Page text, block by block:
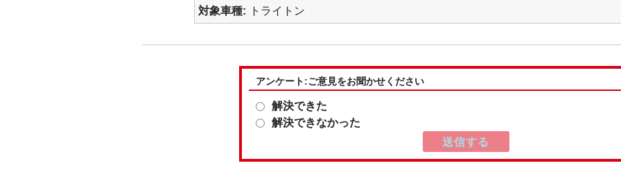
対象車種 トライトン
アンケート:ご意見をお聞かせください
解決できた
解決できなかった